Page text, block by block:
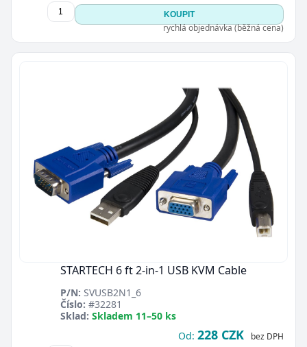
KOUPIT
rychlá objednávka (běžná cena)
STARTECH 6 ft 2-in-1 USB KVM Cable
P/N: SVUSB2N1_6
Číslo: #32281
Sklad: Skladem 11–50 ks
Od: 228 CZK bez DPH